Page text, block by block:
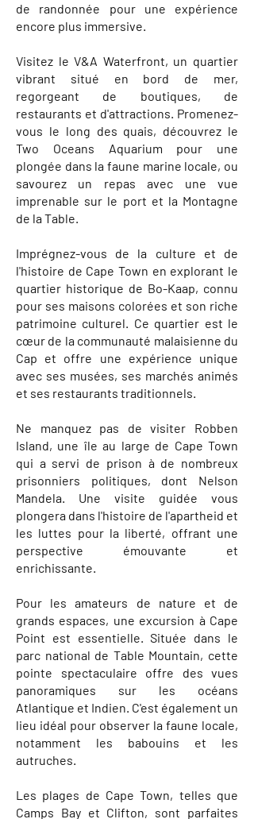
de randonnée pour une expérience
encore plus immersive.
Visitez le V&A Waterfront, un quartier
vibrant situé en bord de mer,
regorgeant de boutiques, de
restaurants et d'attractions. Promenez-
vous le long des quais, découvrez le
Two Oceans Aquarium pour une
plongée dans la faune marine locale, ou
savourez un repas avec une vue
imprenable sur le port et la Montagne
de la Table.
Imprégnez-vous de la culture et de
l'histoire de Cape Town en explorant le
quartier historique de Bo-Kaap, connu
pour ses maisons colorées et son riche
patrimoine culturel. Ce quartier est le
cœur de la communauté malaisienne du
Cap et offre une expérience unique
avec ses musées, ses marchés animés
et ses restaurants traditionnels.
Ne manquez pas de visiter Robben
Island, une île au large de Cape Town
qui a servi de prison à de nombreux
prisonniers politiques, dont Nelson
Mandela. Une visite guidée vous
plongera dans l'histoire de l'apartheid et
les luttes pour la liberté, offrant une
perspective émouvante et
enrichissante.
Pour les amateurs de nature et de
grands espaces, une excursion à Cape
Point est essentielle. Située dans le
parc national de Table Mountain, cette
pointe spectaculaire offre des vues
panoramiques sur les océans
Atlantique et Indien. C'est également un
lieu idéal pour observer la faune locale,
notamment les babouins et les
autruches.
Les plages de Cape Town, telles que
Camps Bay et Clifton, sont parfaites